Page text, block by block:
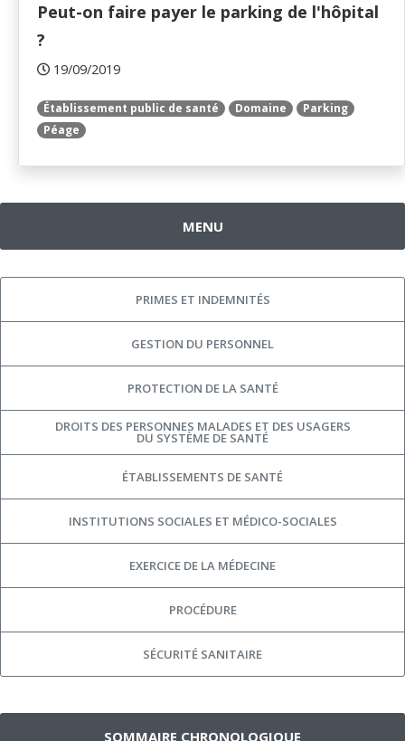
Peut-on faire payer le parking de l'hôpital
?
19/09/2019
Établissement public de santé Domaine
Parking
Péage
MENU
PRIMES ET INDEMNITÉS
GESTION DU PERSONNEL
PROTECTION DE LA SANTÉ
DROITS DES PERSONNES MALADES ET DES USAGERS
DU SYSTÈME DE SANTÉ
ÉTABLISSEMENTS DE SANTÉ
INSTITUTIONS SOCIALES ET MÉDICO-SOCIALES
EXERCICE DE LA MÉDECINE
PROCÉDURE
SÉCURITÉ SANITAIRE
SOMMAIRE CHRONOLOGIQUE